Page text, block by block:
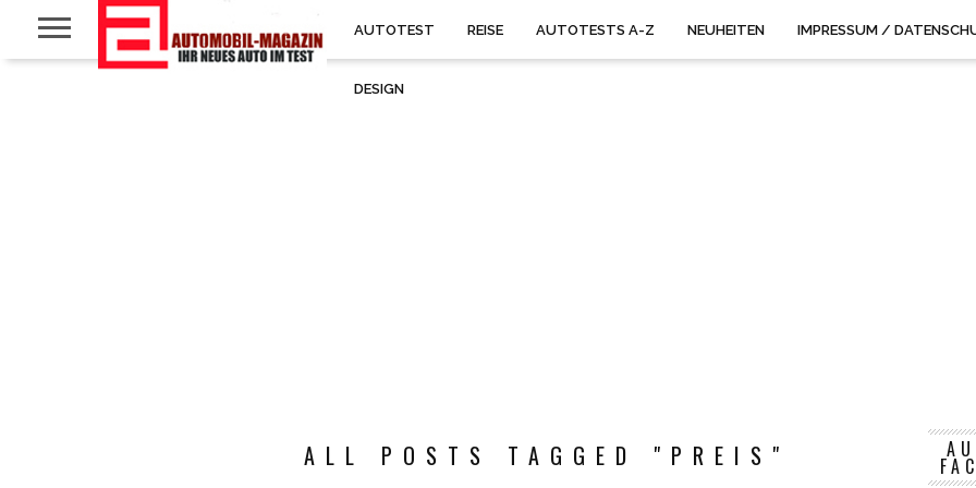
AUTOTEST REISE AUTOTESTS A-Z NEUHEITEN IMPRESSUM /
DESIGN
ALL POSTS TAGGED "PREIS"